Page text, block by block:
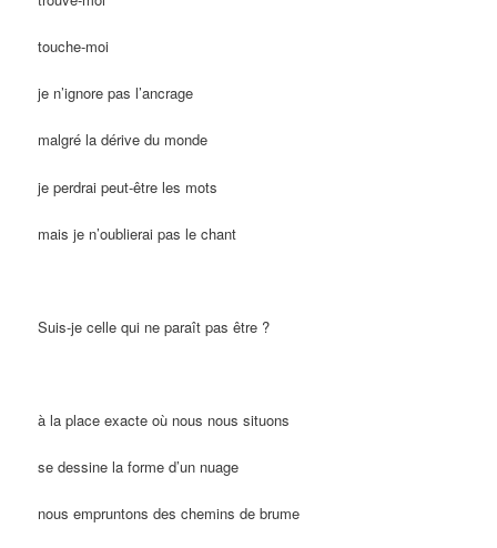
touche-moi
je n’ignore pas l’ancrage
malgré la dérive du monde
je perdrai peut-être les mots
mais je n’oublierai pas le chant
Suis-je celle qui ne paraît pas être ?
à la place exacte où nous nous situons
se dessine la forme d’un nuage
nous empruntons des chemins de brume